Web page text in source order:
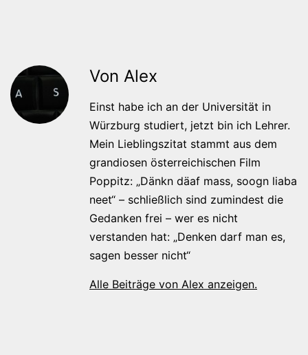
Von Alex
Einst habe ich an der Universität in
Würzburg studiert, jetzt bin ich Lehrer.
Mein Lieblingszitat stammt aus dem
grandiosen österreichischen Film
Poppitz: „Dänkn däaf mass, soogn liaba
neet“ – schließlich sind zumindest die
Gedanken frei – wer es nicht
verstanden hat: „Denken darf man es,
sagen besser nicht“
Alle Beiträge von Alex anzeigen.